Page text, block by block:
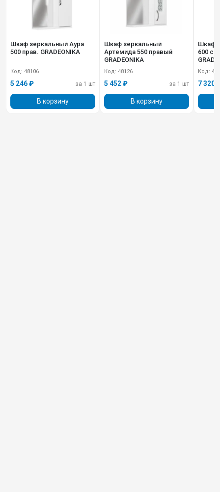
Шкаф зеркальный Аура
500 прав. GRADEONIKA
Код: 48106
5 246 ₽ за 1 шт
В корзину
Шкаф зеркальный
Артемида 550 правый
GRADEONIKA
Код: 48126
5 452 ₽ за 1 шт
В корзину
Шкаф
600 с
Код:
7 320